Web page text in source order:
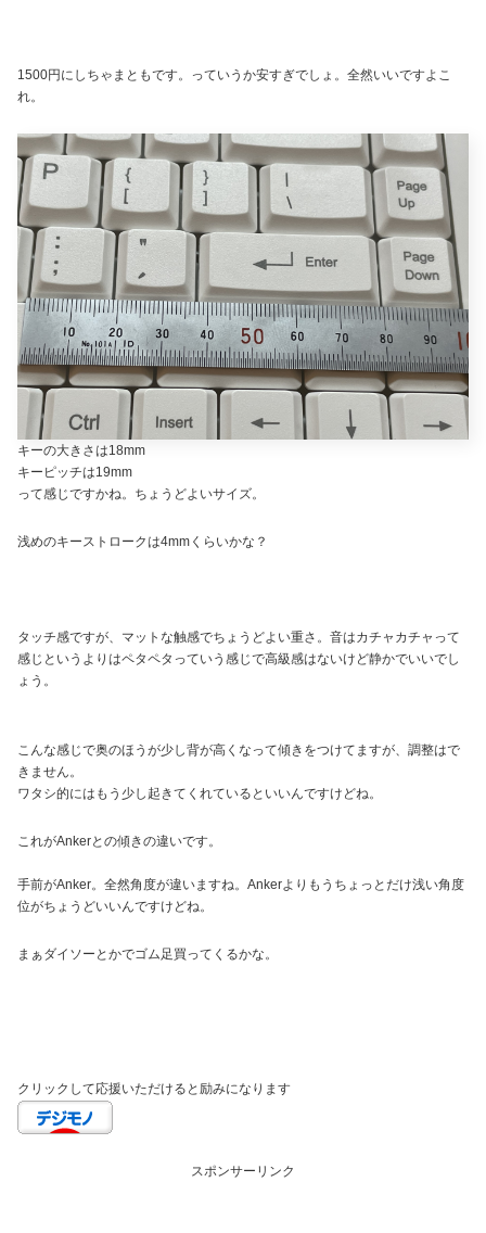
1500円にしちゃまともです。っていうか安すぎでしょ。全然いいですよこ
れ。
キーの大きさは18mm
キーピッチは19mm
って感じですかね。ちょうどよいサイズ。
浅めのキーストロークは4mmくらいかな？
タッチ感ですが、マットな触感でちょうどよい重さ。音はカチャカチャって
感じというよりはペタペタっていう感じで高級感はないけど静かでいいでし
ょう。
こんな感じで奥のほうが少し背が高くなって傾きをつけてますが、調整はで
きません。
ワタシ的にはもう少し起きてくれているといいんですけどね。
これがAnkerとの傾きの違いです。
手前がAnker。全然角度が違いますね。Ankerよりもうちょっとだけ浅い角度
位がちょうどいいんですけどね。
まぁダイソーとかでゴム足買ってくるかな。
クリックして応援いただけると励みになります
スポンサーリンク